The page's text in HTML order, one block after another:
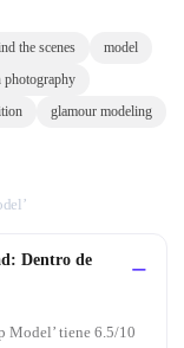
the scenes
model
photography
glamour modeling
Dentro de
Model’ tiene 6.5/10